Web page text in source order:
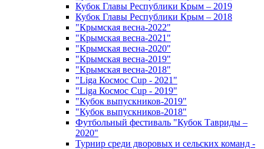
Кубок Главы Республики Крым – 2019
Кубок Главы Республики Крым – 2018
"Крымская весна-2022"
"Крымская весна-2021"
"Крымская весна-2020"
"Крымская весна-2019"
"Крымская весна-2018"
"Liga Космос Cup - 2021"
"Liga Космос Cup - 2019"
"Кубок выпускников-2019"
"Кубок выпускников-2018"
Футбольный фестиваль "Кубок Тавриды –
2020"
Турнир среди дворовых и сельских команд -